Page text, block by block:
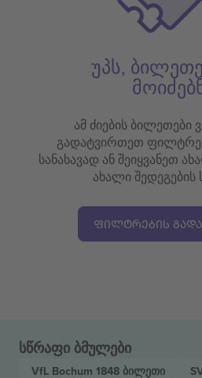
უპს,
ამ ძიების ბილეთები
გადატვირთეთ
სანახავად ან შეიყვანეთ
ახალი შედეგების
ᲤᲘᲚᲢᲠᲔᲑᲘᲡ
სწრაფი ბმულები
VfL Bochum 1848 ბილეთი